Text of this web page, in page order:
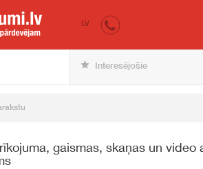
iepirkumi.lv
LV
Interesējošie
gaismas, skaņas un video